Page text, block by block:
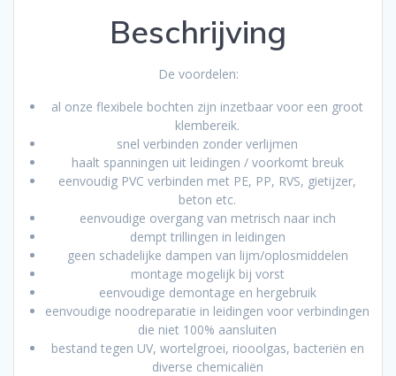
Beschrijving
De voordelen:
al onze flexibele bochten zijn inzetbaar voor een groot
klembereik.
snel verbinden zonder verlijmen
haalt spanningen uit leidingen / voorkomt breuk
eenvoudig PVC verbinden met PE, PP, RVS, gietijzer,
beton etc.
eenvoudige overgang van metrisch naar inch
dempt trillingen in leidingen
geen schadelijke dampen van lijm/oplosmiddelen
montage mogelijk bij vorst
eenvoudige demontage en hergebruik
eenvoudige noodreparatie in leidingen voor verbindingen
die niet 100% aansluiten
bestand tegen UV, wortelgroei, riooolgas, bacteriën en
diverse chemicaliën